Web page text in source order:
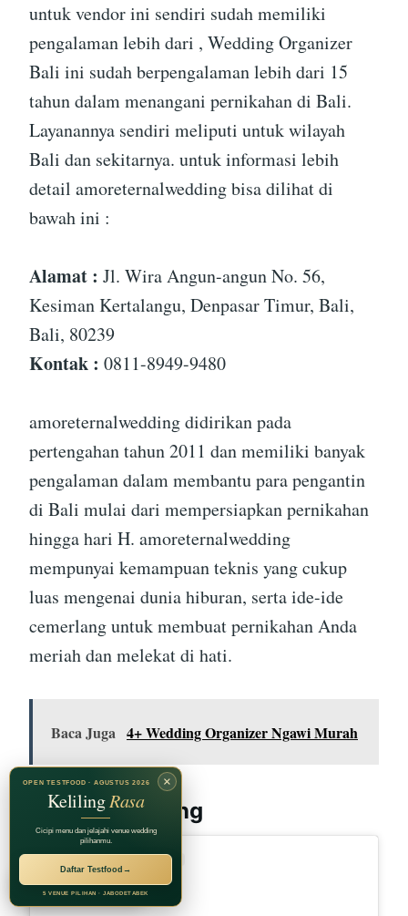
untuk vendor ini sendiri sudah memiliki
pengalaman lebih dari , Wedding Organizer
Bali ini sudah berpengalaman lebih dari 15
tahun dalam menangani pernikahan di Bali.
Layanannya sendiri meliputi untuk wilayah
Bali dan sekitarnya. untuk informasi lebih
detail amoreternalwedding bisa dilihat di
bawah ini :
Alamat : Jl. Wira Angun-angun No. 56,
Kesiman Kertalangu, Denpasar Timur, Bali,
Bali, 80239
Kontak : 0811-8949-9480
amoreternalwedding didirikan pada
pertengahan tahun 2011 dan memiliki banyak
pengalaman dalam membantu para pengantin
di Bali mulai dari mempersiapkan pernikahan
hingga hari H. amoreternalwedding
mempunyai kemampuan teknis yang cukup
luas mengenai dunia hiburan, serta ide-ide
cemerlang untuk membuat pernikahan Anda
meriah dan melekat di hati.
Baca Juga 4+ Wedding Organizer Ngawi Murah
forcellowedding
RECOMMENDED BY
Jagarasa Group
×
OPEN TESTFOOD · AGUSTUS 2026
KelilingRasa
Cicipi menu dan jelajahi venue wedding
pilihanmu.
Daftar Testfood →
5 VENUE PILIHAN · JABODETABEK